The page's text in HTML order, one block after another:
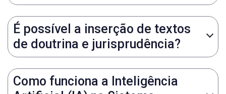
É possível a inserção de textos
de doutrina e jurisprudência?
Como funciona a Inteligência